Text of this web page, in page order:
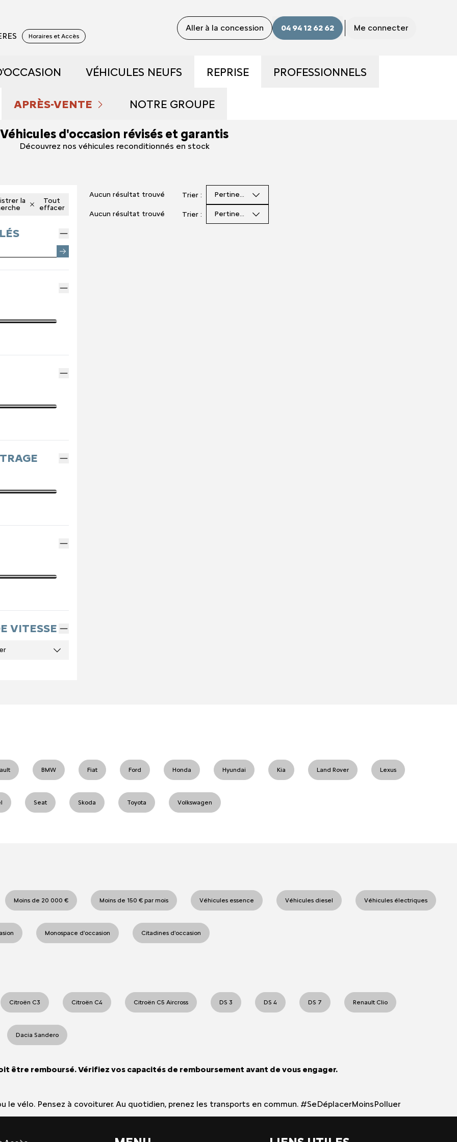
Horaires et Accès
Aller à la concession 04 94 12 62 62 Me connecter
DÉMONSTRATION
ET HYBRIDES
SPOTICAR
VÉHICULES NEUFS
DÉCOUVREZ NOTRE GAMME
RÉSERVEZ UN ESSAI
DÉCOUVREZ L'HYBRIDE
REPRISE PROFESSIONNELS
APRÈS-VENTE
PRENDRE RENDEZ-VOUS
ENTRETIEN ET RÉPARATIONS
ENTRETIEN VÉHICULE ÉLECTRIQUE
NOTRE GROUPE
QUI SOMMES NOUS ?
NOS ACTUALITÉS
Véhicules d'occasion révisés et garantis
Découvrez nos véhicules reconditionnés en stock
la
Tout
effacer
VITESSE
Aucun résultat trouvé Trier : Pertinence
Aucun résultat trouvé Trier : Pertinence
BMW Fiat Ford Honda Hyundai Kia Land Rover Lexus
Seat Skoda Toyota Volkswagen
Moins de 20 000 € Moins de 150 € par mois Véhicules essence Véhicules diesel Véhicules électriques
Monospace d'occasion Citadines d'occasion
Citroën C3 Citroën C4 Citroën C5 Aircross DS 3 DS 4 DS 7 Renault Clio
Dacia Sandero
être remboursé. Vérifiez vos capacités de remboursement avant de vous engager.
le vélo. Pensez à covoiturer. Au quotidien, prenez les transports en commun. #SeDéplacerMoinsPolluer